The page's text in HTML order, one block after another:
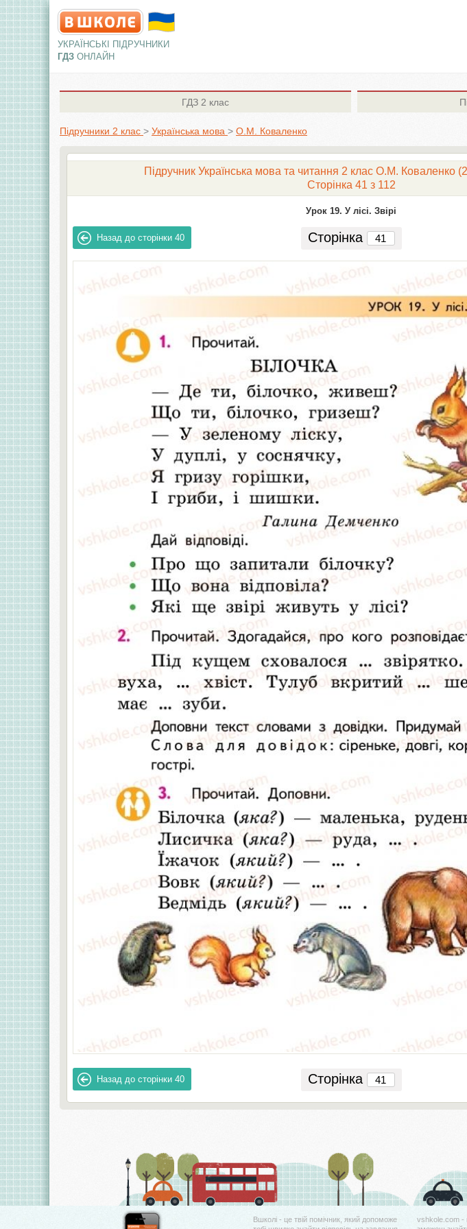
УКРАЇНСЬКІ ПІДРУЧНИКИ
ГДЗ ОНЛАЙН
ГДЗ 2 клас
Підручники 2 клас > Українська мова > О.М. Коваленко
Підручник Українська мова та читання 2 клас О.М. Коваленко
Сторінка 41 з 112
Урок 19. У лісі. Звірі
Назад до сторінки 40 Сторінка
Назад до сторінки 40 Сторінка
Вшколі - це твій помічник, який допоможе
vshkole.com -